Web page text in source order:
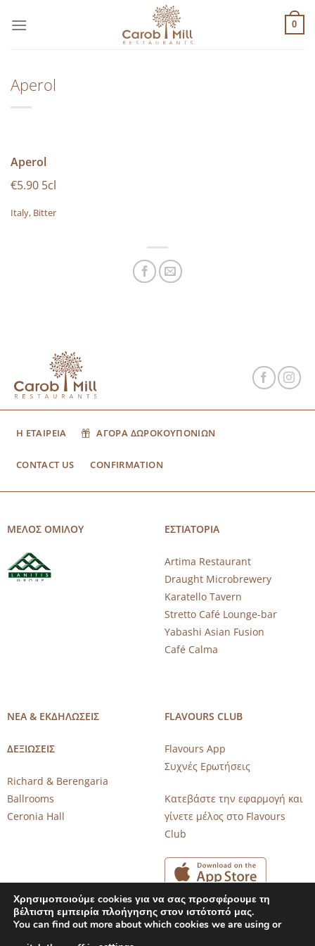
στο
0
Aperol
Aperol
€5.90 5cl
Italy, Bitter
Η ΕΤΑΙΡΕΙΑ ΑΓΟΡΑ ΔΩΡΟΚΟΥΠΟΝΙΩΝ
CONTACT US CONFIRMATION
ΜΕΛΟΣ ΟΜΙΛΟΥ ΕΣΤΙΑΤΟΡΙΑ
Artima Restaurant
Draught Microbrewery
Karatello Tavern
Stretto Café Lounge-bar
Yabashi Asian Fusion
Café Calma
ΝΕΑ & ΕΚΔΗΛΩΣΕΙΣ
ΔΕΞΙΩΣΕΙΣ
Richard & Berengaria
Ballrooms
Ceronia Hall
FLAVOURS CLUB
Flavours App
Συχνές Ερωτήσεις
Κατεβάστε την εφαρμογή και
γίνετε μέλος στο Flavours
Club
Χρησιμοποιούμε cookies για να σας προσφέρουμε τη
βέλτιστη εμπειρία πλοήγησης στον ιστότοπό μας.
You can find out more about which cookies we are using or